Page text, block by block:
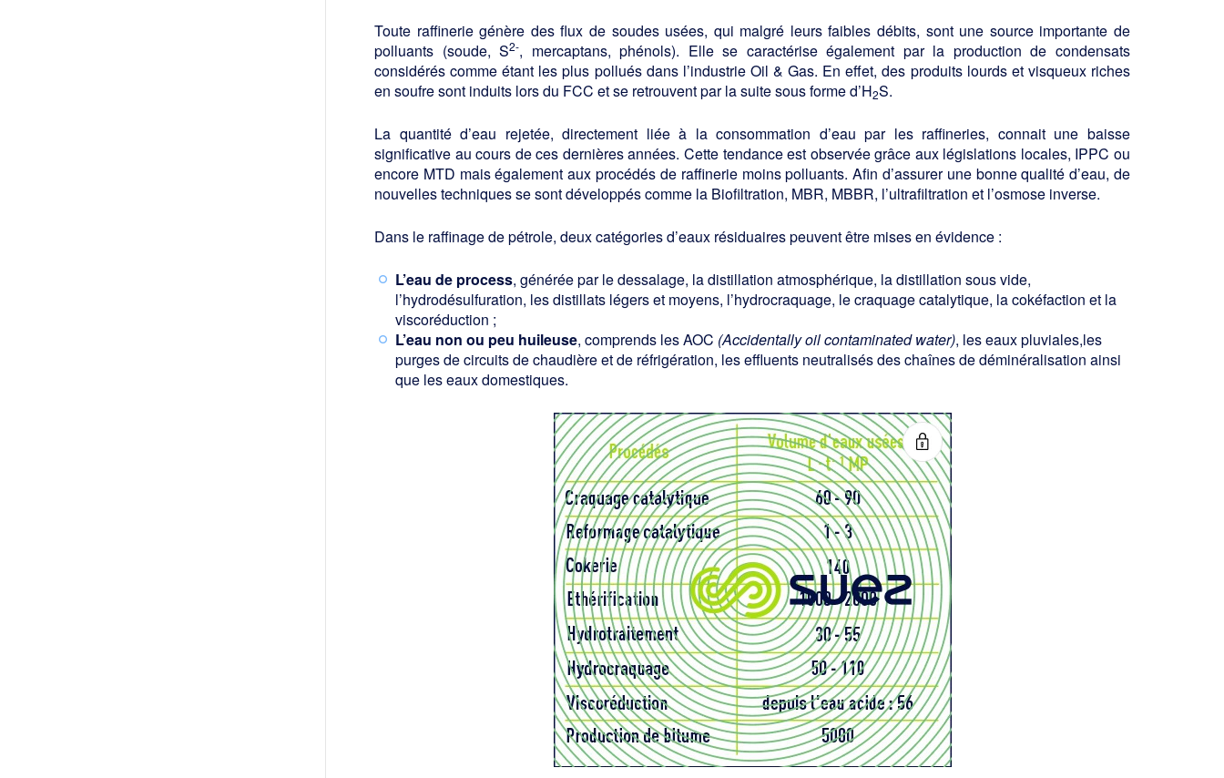
Toute raffinerie génère des flux de soudes usées, qui malgré leurs faibles débits, sont une source importante de
polluants (soude, S2-, mercaptans, phénols). Elle se caractérise également par la production de condensats
considérés comme étant les plus pollués dans l’industrie Oil & Gas. En effet, des produits lourds et visqueux riches
en soufre sont induits lors du FCC et se retrouvent par la suite sous forme d’H2S.
La quantité d’eau rejetée, directement liée à la consommation d’eau par les raffineries, connait une baisse
significative au cours de ces dernières années. Cette tendance est observée grâce aux législations locales, IPPC ou
encore MTD mais également aux procédés de raffinerie moins polluants. Afin d’assurer une bonne qualité d’eau, de
nouvelles techniques se sont développés comme la Biofiltration, MBR, MBBR, l’ultrafiltration et l’osmose inverse.
Dans le raffinage de pétrole, deux catégories d’eaux résiduaires peuvent être mises en évidence :
L’eau de process, générée par le dessalage, la distillation atmosphérique, la distillation sous vide,
l’hydrodésulfuration, les distillats légers et moyens, l’hydrocraquage, le craquage catalytique, la cokéfaction et la
viscoréduction ;
L’eau non ou peu huileuse, comprends les AOC (Accidentally oil contaminated water), les eaux pluviales,les
purges de circuits de chaudière et de réfrigération, les effluents neutralisés des chaînes de déminéralisation ainsi
que les eaux domestiques.